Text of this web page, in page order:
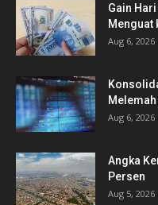
Gain
Menguat
Aug 6, 2026
Aug 6, 2026
Angka
Persen
Aug 5, 2026